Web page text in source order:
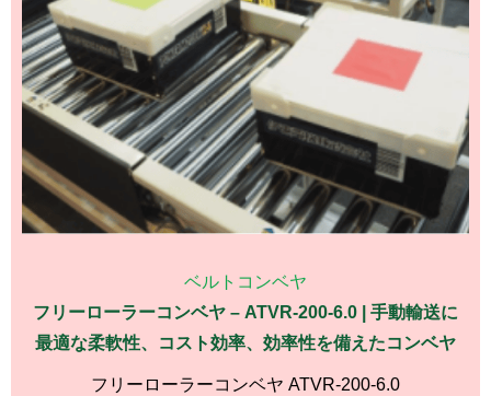
ベルトコンベヤ
フリーローラーコンベヤ – ATVR-200-6.0 | 手動輸送に
最適な柔軟性、コスト効率、効率性を備えたコンベヤ
フリーローラーコンベヤ ATVR-200-6.0